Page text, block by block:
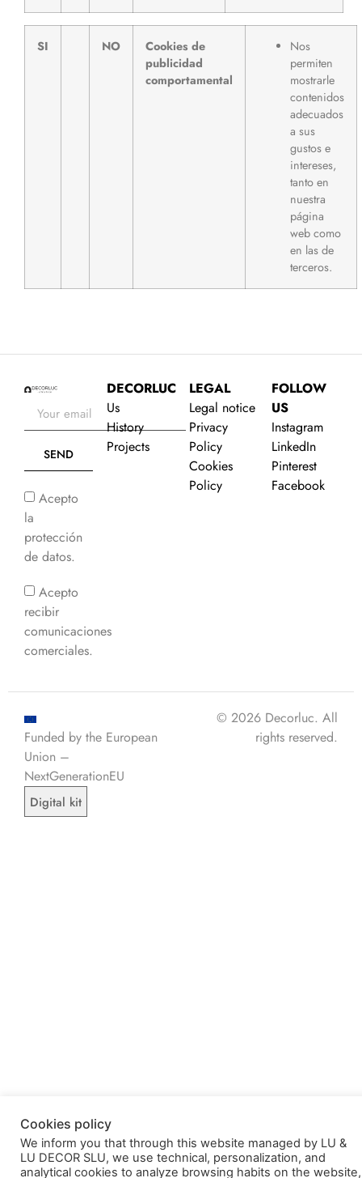
SI NO
Cookies de
publicidad
comportamental
Nos
permiten
mostrarle
contenidos
adecuados
a sus
gustos e
intereses,
tanto en
nuestra
página
web como
en las de
terceros.
Acepto
la
protección
de datos.
Acepto
recibir
comunicaciones
comerciales.
SEND
DECORLUC
Us
History
Projects
LEGAL
Legal notice
Privacy
Policy
Cookies
Policy
FOLLOW
US
Instagram
LinkedIn
Pinterest
Facebook
Funded by the European
Union –
NextGenerationEU
Digital kit
© 2026 Decorluc. All
rights reserved.
Cookies policy
We inform you that through this website managed by LU &
LU DECOR SLU, we use technical, personalization, and
analytical cookies to analyze browsing habits on the website,